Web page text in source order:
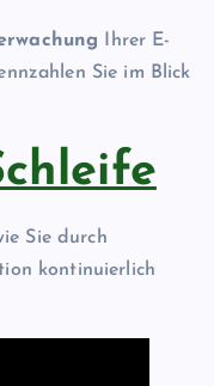
Ihrer E-
Sie im Blick
Sie durch
kontinuierlich